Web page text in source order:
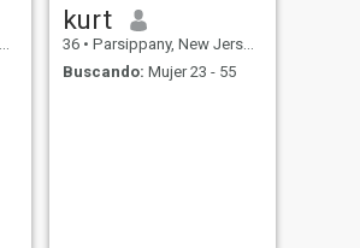
kurt
36 • Parsippany, New Jersey, Estados Unidos
Buscando: Mujer 23 - 55